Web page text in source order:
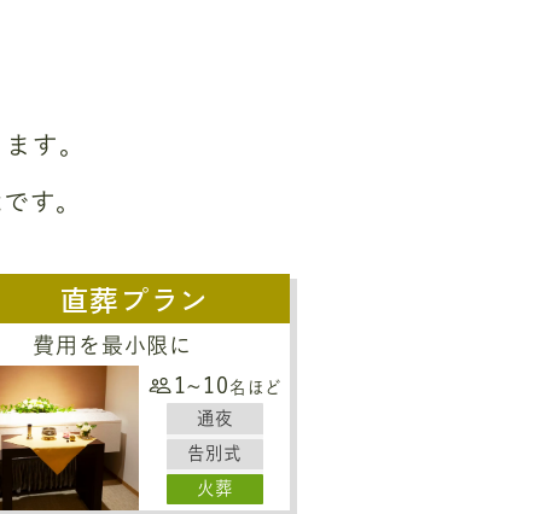
す。
す。
直葬プラン
費用を最小限に
1~10 名ほど
通夜
告別式
火葬